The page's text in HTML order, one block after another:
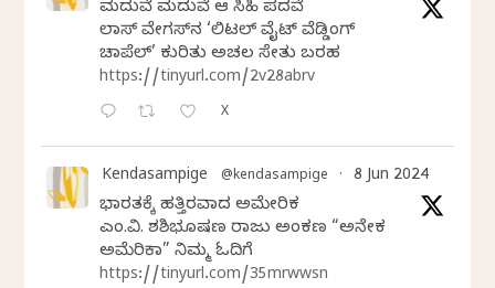
ಮದುವೆ ಮದುವೆ ಆ ಸಿಹಿ ಪದವೆ
ಲಾಸ್‌ ವೇಗಸ್‌ನ ‘ಲಿಟಲ್ ವೈಟ್ ವೆಡ್ಡಿಂಗ್
ಚಾಪೆಲ್’ ಕುರಿತು ಅಚಲ ಸೇತು ಬರಹ
https://tinyurl.com/2v28abrv
X
Kendasampige @kendasampige · 8 Jun 2024
ಭಾರತಕ್ಕೆ ಹತ್ತಿರವಾದ ಅಮೇರಿಕ
ಎಂ.ವಿ. ಶಶಿಭೂಷಣ ರಾಜು ಅಂಕಣ “ಅನೇಕ
ಅಮೆರಿಕಾ” ನಿಮ್ಮ ಓದಿಗೆ
https://tinyurl.com/35mrwwsn